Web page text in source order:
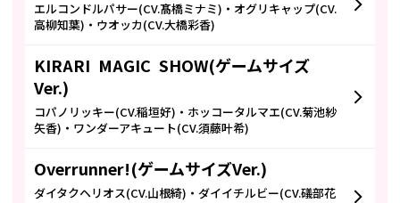
エルコンドルパサー(CV.髙橋ミナミ)・オグリキャップ(CV.
高柳知葉)・ウオッカ(CV.大橋彩香)
KIRARI MAGIC SHOW(ゲームサイズ
Ver.)
コパノリッキー(CV.稲垣好)・ホッコータルマエ(CV.菊池紗
矢香)・ワンダーアキュート(CV.須藤叶希)
Overrunner!(ゲームサイズVer.)
ダイタクヘリオス(CV.山根綺)・ダイイチルビー(CV.礒部花